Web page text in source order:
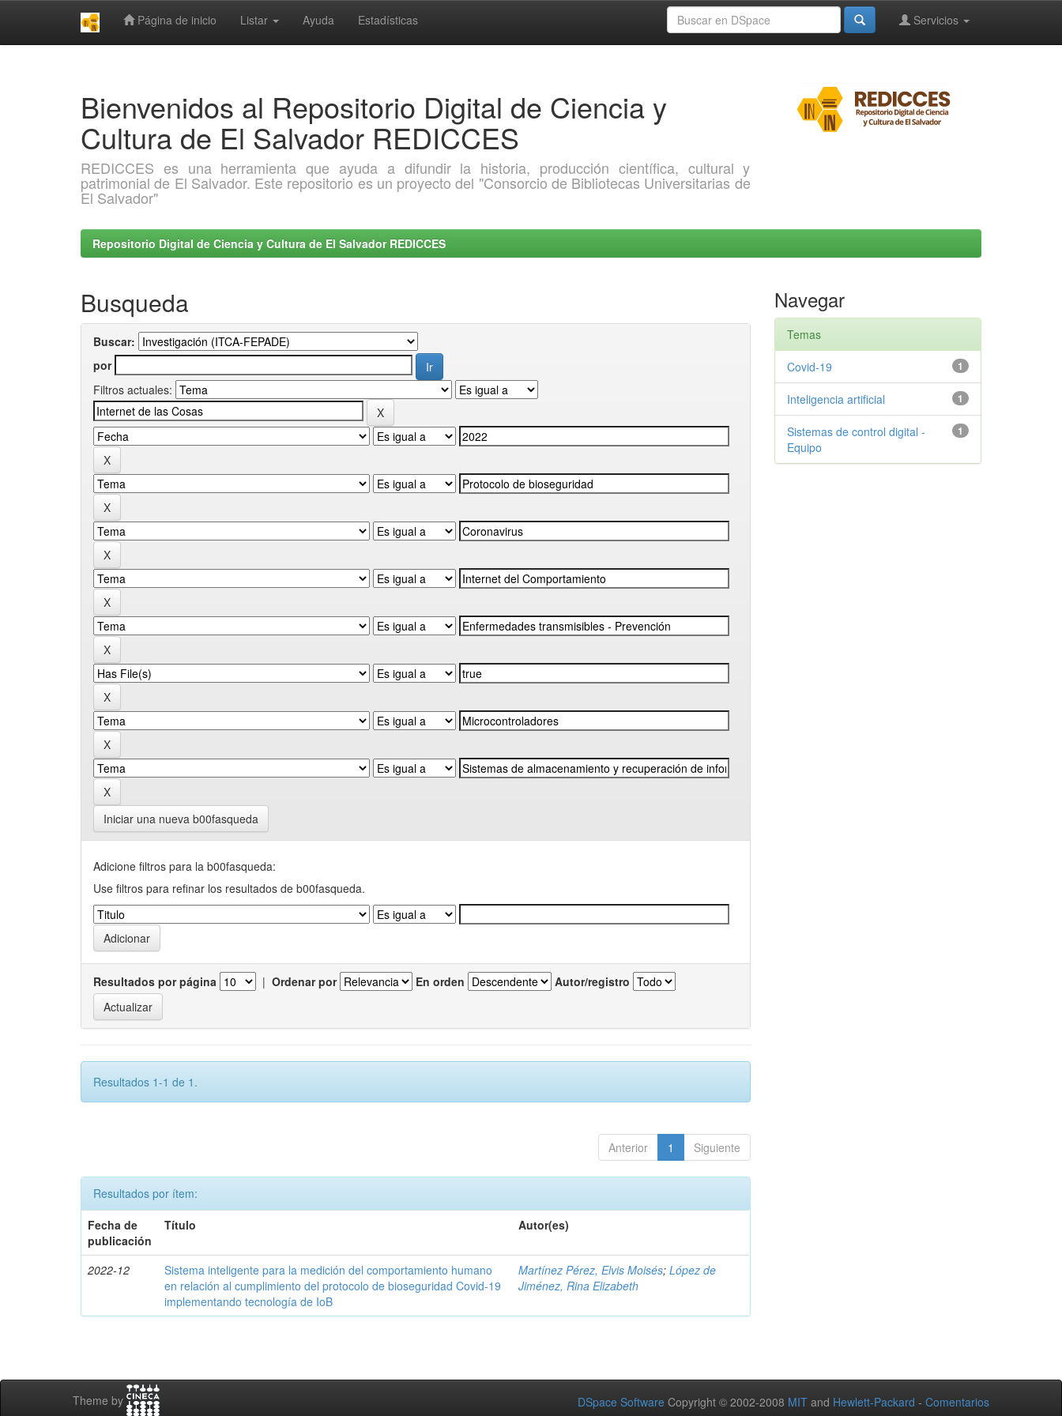
Página de inicio Listar Ayuda Estadísticas Servicios
Bienvenidos al Repositorio Digital de Ciencia y
Cultura de El Salvador REDICCES
REDICCES es una herramienta que ayuda a difundir la historia, producción científica, cultural y
patrimonial de El Salvador. Este repositorio es un proyecto del "Consorcio de Bibliotecas Universitarias de
El Salvador"
Repositorio Digital de Ciencia y Cultura de El Salvador REDICCES
Busqueda
Buscar:
por
Filtros actuales:
Iniciar una nueva b00fasqueda
Adicione filtros para la b00fasqueda:
Use filtros para refinar los resultados de b00fasqueda.
Resultados por página | Ordenar por En orden Autor/registro
Resultados 1-1 de 1.
Anterior 1 Siguiente
Resultados por ítem:
Fecha de
publicación
Título Autor(es)
2022-12
Sistema inteligente para la medición del comportamiento humano
en relación al cumplimiento del protocolo de bioseguridad Covid-19
implementando tecnología de IoB
Martínez Pérez, Elvis Moisés;López de
Jiménez, Rina Elizabeth
Navegar
Temas
1
Covid-19
1
Inteligencia artificial
1
Sistemas de control digital -
Equipo
Theme by DSpace Software Copyright © 2002-2008 MIT and Hewlett-Packard - Comentarios